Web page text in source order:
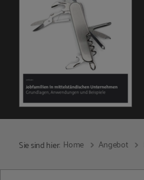
Sie sind hier: Home Angebot